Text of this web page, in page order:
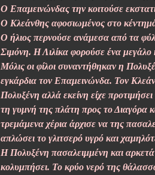
Ο Επαμεινώνδας την κοιτούσε
Ο Κλεάνθης αφοσιωμένος στο
Ο ήλιος περνούσε ανάμεσα από τα
Σιμόνη. Η Λιλίκα φορούσε ένα μεγάλο
Μόλις οι φίλοι συναντήθηκαν η
εγκάρδια τον Επαμεινώνδα. Τον
Πολυξένη αλλά εκείνη είχε
τη γυμνή της πλάτη προς το Διαγόρα
τρεμάμενα χέρια άρχισε να της
απλώσει το γλιτσερό υγρό και
Η Πολυξένη πασαλειμμένη και
κολυμπήσει. Το κρύο νερό της